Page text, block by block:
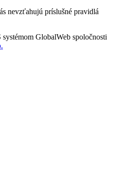
nevzťahujú príslušné pravidlá
GlobalWeb spoločnosti